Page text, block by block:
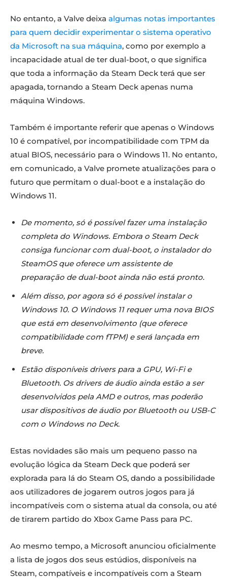
No entanto, a Valve deixa algumas notas importantes
para quem decidir experimentar o sistema operativo
da Microsoft na sua máquina, como por exemplo a
incapacidade atual de ter dual-boot, o que significa
que toda a informação da Steam Deck terá que ser
apagada, tornando a Steam Deck apenas numa
máquina Windows.
Também é importante referir que apenas o Windows
10 é compatível, por incompatibilidade com TPM da
atual BIOS, necessário para o Windows 11. No entanto,
em comunicado, a Valve promete atualizações para o
futuro que permitam o dual-boot e a instalação do
Windows 11.
De momento, só é possível fazer uma instalação
completa do Windows. Embora o Steam Deck
consiga funcionar com dual-boot, o instalador do
SteamOS que oferece um assistente de
preparação de dual-boot ainda não está pronto.
Além disso, por agora só é possível instalar o
Windows 10. O Windows 11 requer uma nova BIOS
que está em desenvolvimento (que oferece
compatibilidade com fTPM) e será lançada em
breve.
Estão disponíveis drivers para a GPU, Wi-Fi e
Bluetooth. Os drivers de áudio ainda estão a ser
desenvolvidos pela AMD e outros, mas poderão
usar dispositivos de áudio por Bluetooth ou USB-C
com o Windows no Deck.
Estas novidades são mais um pequeno passo na
evolução lógica da Steam Deck que poderá ser
explorada para lá do Steam OS, dando a possibilidade
aos utilizadores de jogarem outros jogos para já
incompatíveis com o sistema atual da consola, ou até
de tirarem partido do Xbox Game Pass para PC.
Ao mesmo tempo, a Microsoft anunciou oficialmente
a lista de jogos dos seus estúdios, disponíveis na
Steam, compatíveis e incompatíveis com a Steam